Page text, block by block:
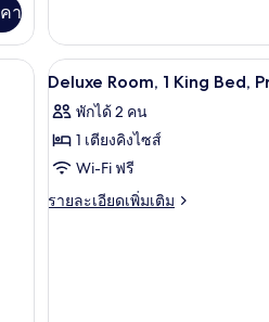
า
ใหญ่
2
เตียง
กับ
ห้อง
เอ็ก
เซก
คิว
เตียง
ใหญ่
เตียง
(Millennium) | เครื่องนอนป้องกันสารก่อภู
เปิด
ภาพถ่าย
ทั้งหมด
ของ
Deluxe
5
Deluxe Room, 1 King Bed,
พักได้ 2 คน
1 เตียงคิงไซส์
Wi-Fi ฟรี
รายละเอียดเพิ่มเติม
ราย